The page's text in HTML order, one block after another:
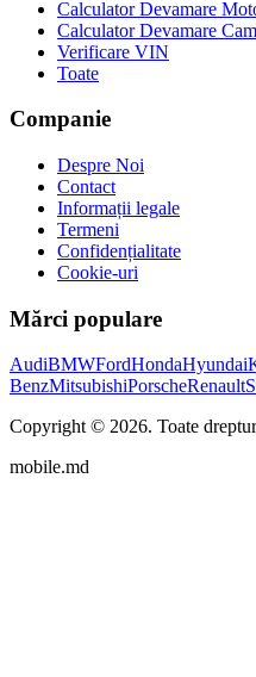
Calculator Devamare
Calculator Devamare
Verificare VIN
Toate
Companie
Despre Noi
Contact
Informații legale
Termeni
Confidențialitate
Cookie-uri
Mărci populare
AudiBMWFordHondaHyundai
BenzMitsubishiPorscheRenault
Copyright © 2026. Toate
mobile.md